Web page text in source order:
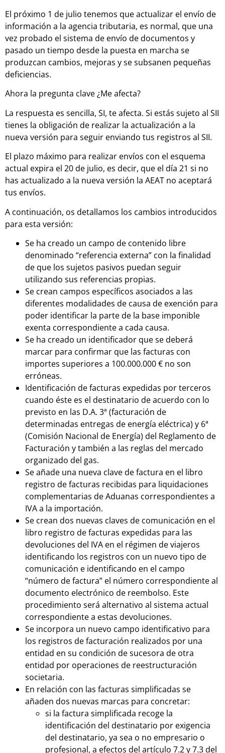
El próximo 1 de julio tenemos que actualizar el envío de
información a la agencia tributaria, es normal, que una
vez probado el sistema de envío de documentos y
pasado un tiempo desde la puesta en marcha se
produzcan cambios, mejoras y se subsanen pequeñas
deficiencias.
Ahora la pregunta clave ¿Me afecta?
La respuesta es sencilla, SI, te afecta. Si estás sujeto al SII
tienes la obligación de realizar la actualización a la
nueva versión para seguir enviando tus registros al SII.
El plazo máximo para realizar envíos con el esquema
actual expira el 20 de julio, es decir, que el día 21 si no
has actualizado a la nueva versión la AEAT no aceptará
tus envíos.
A continuación, os detallamos los cambios introducidos
para esta versión:
Se ha creado un campo de contenido libre
denominado “referencia externa” con la finalidad
de que los sujetos pasivos puedan seguir
utilizando sus referencias propias.
Se crean campos específicos asociados a las
diferentes modalidades de causa de exención para
poder identificar la parte de la base imponible
exenta correspondiente a cada causa.
Se ha creado un identificador que se deberá
marcar para confirmar que las facturas con
importes superiores a 100.000.000 € no son
erróneas.
Identificación de facturas expedidas por terceros
cuando éste es el destinatario de acuerdo con lo
previsto en las D.A. 3ª (facturación de
determinadas entregas de energía eléctrica) y 6ª
(Comisión Nacional de Energía) del Reglamento de
Facturación y también a las reglas del mercado
organizado del gas.
Se añade una nueva clave de factura en el libro
registro de facturas recibidas para liquidaciones
complementarias de Aduanas correspondientes a
IVA a la importación.
Se crean dos nuevas claves de comunicación en el
libro registro de facturas expedidas para las
devoluciones del IVA en el régimen de viajeros
identificando los registros con un nuevo tipo de
comunicación e identificando en el campo
“número de factura” el número correspondiente al
documento electrónico de reembolso. Este
procedimiento será alternativo al sistema actual
correspondiente a estas devoluciones.
Se incorpora un nuevo campo identificativo para
los registros de facturación realizados por una
entidad en su condición de sucesora de otra
entidad por operaciones de reestructuración
societaria.
En relación con las facturas simplificadas se
añaden dos nuevas marcas para concretar:
si la factura simplificada recoge la
identificación del destinatario por exigencia
del destinatario, ya sea o no empresario o
profesional, a efectos del artículo 7.2 y 7.3 del